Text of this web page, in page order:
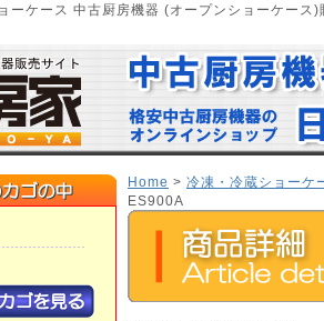
ーケース 中古厨房機器 (オープンショーケース)
Home > 冷凍・冷蔵ショーケ
ES900A